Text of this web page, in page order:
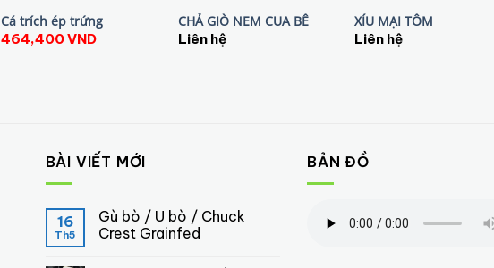
Cá trích ép trứng
464,400VND
CHẢ GIÒ NEM CUA BÊ
Liên hệ
XÍU MẠI TÔM
Liên hệ
BÀI VIẾT MỚI
16
Th5
Gù bò / U bò / Chuck
Crest Grainfed
BẢN ĐỒ